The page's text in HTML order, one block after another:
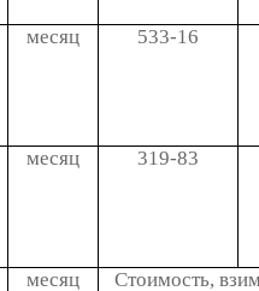
месяц 533-16
месяц 319-83
месяц Стоимость,